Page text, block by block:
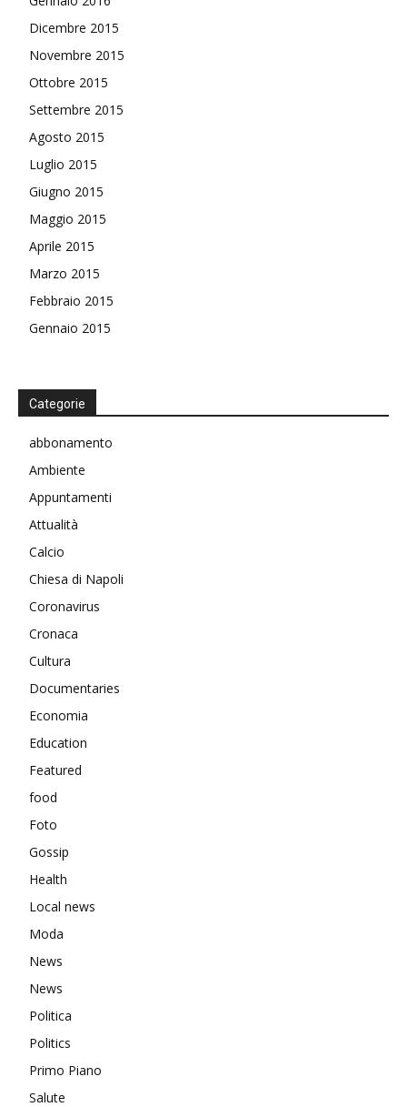
Dicembre 2015
Novembre 2015
Ottobre 2015
Settembre 2015
Agosto 2015
Luglio 2015
Giugno 2015
Maggio 2015
Aprile 2015
Marzo 2015
Febbraio 2015
Gennaio 2015
Categorie
abbonamento
Ambiente
Appuntamenti
Attualità
Calcio
Chiesa di Napoli
Coronavirus
Cronaca
Cultura
Documentaries
Economia
Education
Featured
food
Foto
Gossip
Health
Local news
Moda
News
News
Politica
Politics
Primo Piano
Salute